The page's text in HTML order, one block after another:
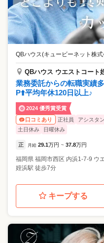
QBハウス(キュービーネット株
QBハウス ウエストコート
業務委託からの転職実績
P⬆️平均年休120日以上♪
2024 優秀賞受賞
口コミあり
正社員 アシスタ
土日休み
日曜休み
正 月給 29.1万円 ~ 37.8万円
福岡県 福岡市西区 内浜1-7-9 ウ
姪浜駅 徒歩7分
キープする